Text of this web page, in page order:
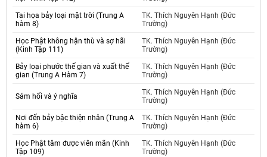
Tai họa bảy loại mặt trời (Trung A
hàm 8)
TK. Thích Nguyên Hạnh (Đức
Trường)
Học Phật không hận thù và sợ hãi
(Kinh Tập 111)
TK. Thích Nguyên Hạnh (Đức
Trường)
Bảy loại phước thế gian và xuất thế
gian (Trung A Hàm 7)
TK. Thích Nguyên Hạnh (Đức
Trường)
Sám hối và ý nghĩa
TK. Thích Nguyên Hạnh (Đức
Trường)
Nơi đến bảy bậc thiện nhân (Trung A
hàm 6)
TK. Thích Nguyên Hạnh (Đức
Trường)
Học Phật tâm được viên mãn (Kinh
Tập 109)
TK. Thích Nguyên Hạnh (Đức
Trường)